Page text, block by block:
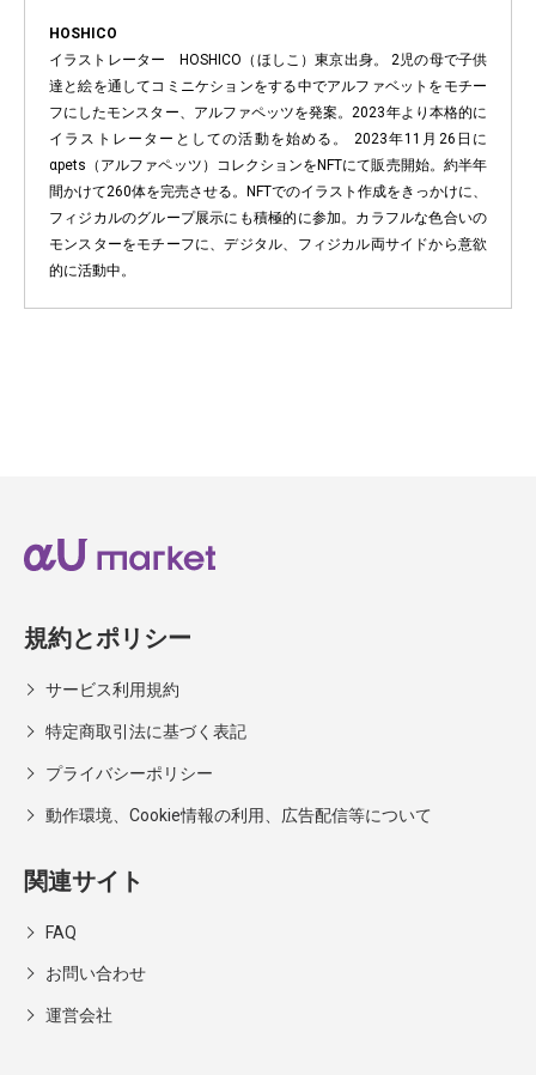
HOSHICO
イラストレーター HOSHICO（ほしこ）東京出身。 2児の母で子供
達と絵を通してコミニケションをする中でアルファベットをモチー
フにしたモンスター、アルファペッツを発案。2023年より本格的に
イラストレーターとしての活動を始める。 2023年11月26日に
αpets（アルファペッツ）コレクションをNFTにて販売開始。約半年
間かけて260体を完売させる。NFTでのイラスト作成をきっかけに、
フィジカルのグループ展示にも積極的に参加。カラフルな色合いの
モンスターをモチーフに、デジタル、フィジカル両サイドから意欲
的に活動中。
規約とポリシー
サービス利用規約
特定商取引法に基づく表記
プライバシーポリシー
動作環境、Cookie情報の利用、広告配信等について
関連サイト
FAQ
お問い合わせ
運営会社